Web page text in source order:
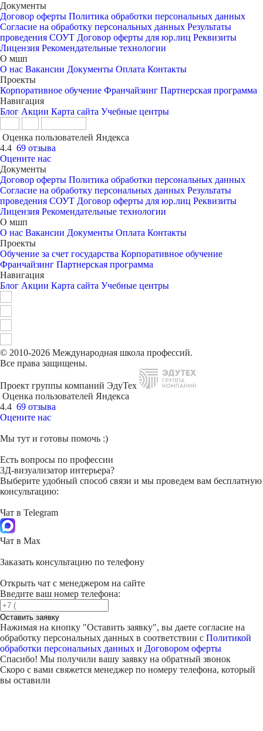
Документы
Договор оферты Политика обработки персональных данных
Согласие на обработку персональных данных Результаты
проведения СОУТ Договор оферты для юр.лиц Реквизиты
Лицензия Рекомендательные технологии
О мшп
О нас Вакансии Документы Оплата Контакты
Проекты
Корпоративное обучение Франчайзинг Партнерская программа
Навигация
Блог Акции Карта сайта Учебные центры
Оценка пользователей Яндекса
4.4 69 отзыва
Оцените нас
Документы
Договор оферты Политика обработки персональных данных
Согласие на обработку персональных данных Результаты
проведения СОУТ Договор оферты для юр.лиц Реквизиты
Лицензия Рекомендательные технологии
О мшп
О нас Вакансии Документы Оплата Контакты
Проекты
Обучение за счет государства Корпоративное обучение
Франчайзинг Партнерская программа
Навигация
Блог Акции Карта сайта Учебные центры
© 2010-2026 Международная школа профессий.
Все права защищены.
Проект группы компаний ЭдуТех
Оценка пользователей Яндекса
4.4 69 отзыва
Оцените нас
Мы тут и готовы помочь :)
Есть вопросы по профессии
3Д-визуализатор интерьера?
Выберите удобный способ связи и мы проведем вам бесплатную
консультацию:
Чат в Telegram
Чат в Max
Заказать консультацию по телефону
Открыть чат с менеджером на сайте
Введите ваш номер телефона:
Оставить заявку
Нажимая на кнопку "Оставить заявку", вы даете согласие на
обработку персональных данных в соответствии с Политикой
обработки персональных данных и Договором оферты
Спасибо! Мы получили вашу заявку на обратный звонок
Скоро с вами свяжется менеджер по номеру телефона, который
вы оставили